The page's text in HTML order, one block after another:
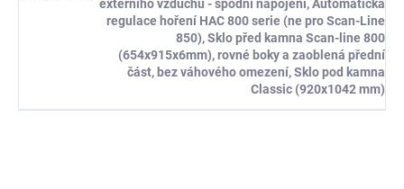
externího vzduchu - spodní napojení, Automatická
regulace hoření HAC 800 serie (ne pro Scan-Line
850), Sklo před kamna Scan-line 800
(654x915x6mm), rovné boky a zaoblená přední
část, bez váhového omezení, Sklo pod kamna
Classic (920x1042 mm)